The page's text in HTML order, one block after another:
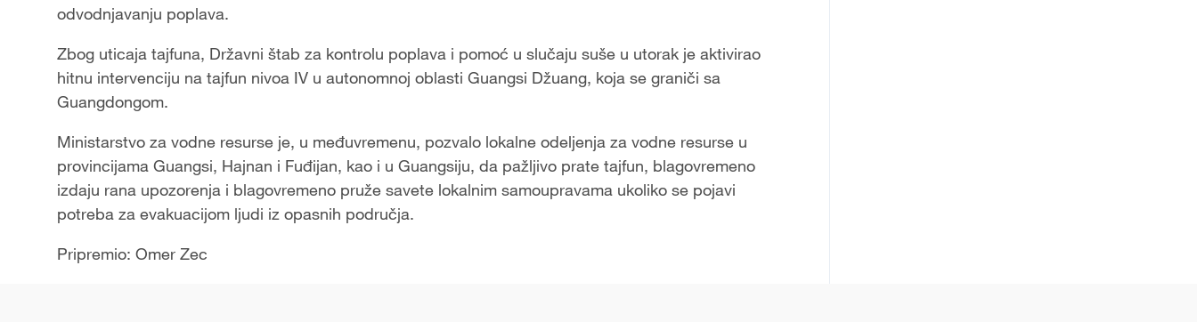
odvodnjavanju poplava.
Zbog uticaja tajfuna, Državni štab za kontrolu poplava i pomoć u slučaju suše u utorak je aktivirao
hitnu intervenciju na tajfun nivoa IV u autonomnoj oblasti Guangsi Džuang, koja se graniči sa
Guangdongom.
Ministarstvo za vodne resurse je, u međuvremenu, pozvalo lokalne odeljenja za vodne resurse u
provincijama Guangsi, Hajnan i Fuđijan, kao i u Guangsiju, da pažljivo prate tajfun, blagovremeno
izdaju rana upozorenja i blagovremeno pruže savete lokalnim samoupravama ukoliko se pojavi
potreba za evakuacijom ljudi iz opasnih područja.
Pripremio: Omer Zec